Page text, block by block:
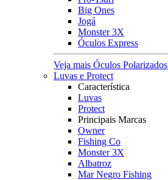
Big Ones
Jogá
Monster 3X
Óculos Express
Veja mais Óculos Polarizados
Luvas e Protect
Característica
Luvas
Protect
Principais Marcas
Owner
Fishing Co
Monster 3X
Albatroz
Mar Negro Fishing